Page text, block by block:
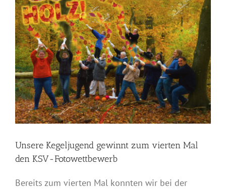
Bild
Unsere Kegeljugend gewinnt zum vierten Mal
den KSV-Fotowettbewerb
Bereits zum vierten Mal konnten wir bei der